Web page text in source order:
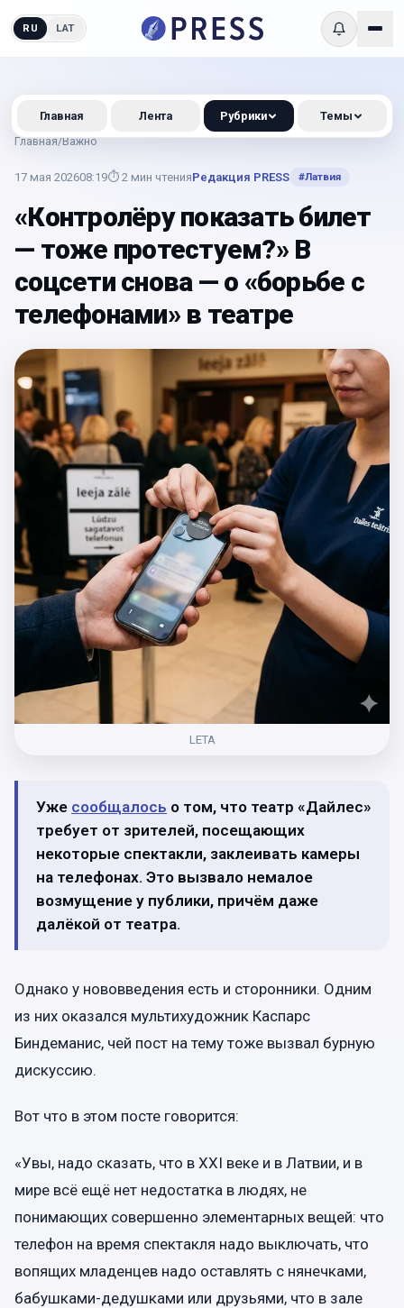
RU LAT
Главная/Важно
17 мая 202608:19⏱ 2 мин чтенияРедакция PRESS #Латвия
«Контролёру показать билет
— тоже протестуем?» В
соцсети снова — о «борьбе с
телефонами» в театре
LETA
Уже сообщалось о том, что театр «Дайлес»
требует от зрителей, посещающих
некоторые спектакли, заклеивать камеры
на телефонах. Это вызвало немалое
возмущение у публики, причём даже
далёкой от театра.
Однако у нововведения есть и сторонники. Одним
из них оказался мультихудожник Каспарс
Биндеманис, чей пост на тему тоже вызвал бурную
дискуссию.
Вот что в этом посте говорится:
«Увы, надо сказать, что в XXI веке и в Латвии, и в
мире всё ещё нет недостатка в людях, не
понимающих совершенно элементарных вещей: что
телефон на время спектакля надо выключать, что
вопящих младенцев надо оставлять с нянечками,
бабушками-дедушками или друзьями, что в зале
Главная Лента Рубрики Темы